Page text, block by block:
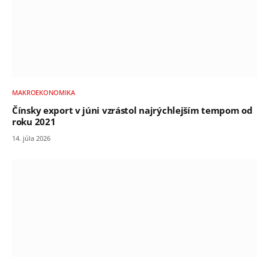
MAKROEKONOMIKA
Čínsky export v júni vzrástol najrýchlejším tempom od
roku 2021
14. júla 2026